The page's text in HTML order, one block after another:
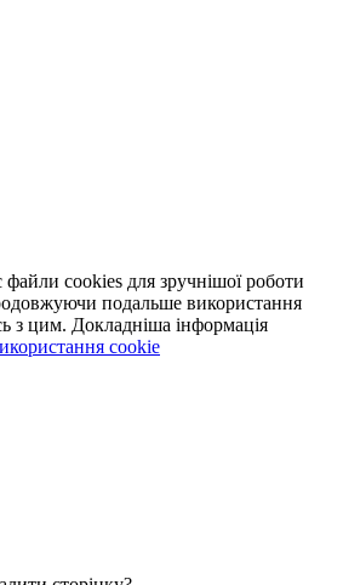
cookies для зручнішої роботи
подальше використання
з цим. Докладніша інформація
cookie